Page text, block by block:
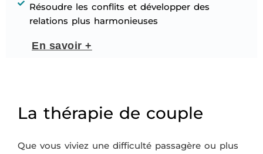
Résoudre les conflits et développer des
relations plus harmonieuses
En savoir +
La thérapie de couple
Que vous viviez une difficulté passagère ou plus